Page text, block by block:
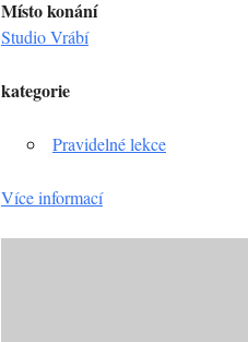
Místo konání
Studio Vrábí
kategorie
Pravidelné lekce
Více informací